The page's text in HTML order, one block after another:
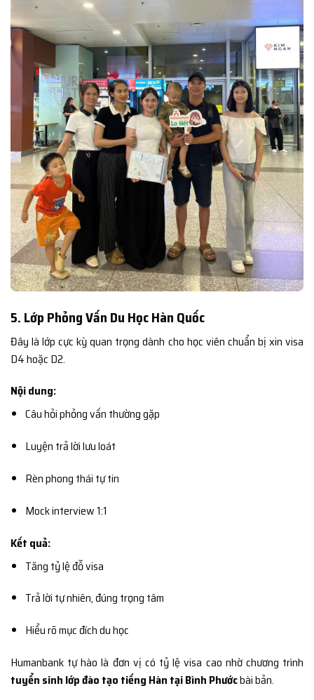
5. Lớp Phỏng Vấn Du Học Hàn Quốc
Đây là lớp cực kỳ quan trọng dành cho học viên chuẩn bị xin visa
D4 hoặc D2.
Nội dung:
Câu hỏi phỏng vấn thường gặp
Luyện trả lời lưu loát
Rèn phong thái tự tin
Mock interview 1:1
Kết quả:
Tăng tỷ lệ đỗ visa
Trả lời tự nhiên, đúng trọng tâm
Hiểu rõ mục đích du học
Humanbank tự hào là đơn vị có tỷ lệ visa cao nhờ chương trình
tuyển sinh lớp đào tạo tiếng Hàn tại Bình Phướcbài bản.